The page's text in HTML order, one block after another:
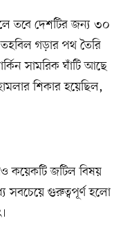
তবে দেশটির জন্য ৩০
গড়ার পথ তৈরি
সামরিক ঘাঁটি আছে
শিকার হয়েছিল,
কয়েকটি জটিল বিষয়
সবচেয়ে গুরুত্বপূর্ণ হলো